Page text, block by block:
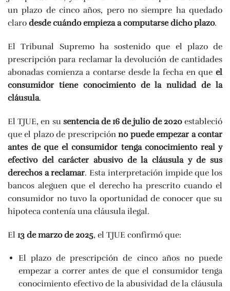
un plazo de cinco años, pero no siempre ha quedado
claro desde cuándo empieza a computarse dicho plazo.
El Tribunal Supremo ha sostenido que el plazo de
prescripción para reclamar la devolución de cantidades
abonadas comienza a contarse desde la fecha en que el
consumidor tiene conocimiento de la nulidad de la
cláusula.
El TJUE, en su sentencia de 16 de julio de 2020estableció
que el plazo de prescripciónno puede empezar a contar
antes de que el consumidor tenga conocimiento real y
efectivo del carácter abusivo de la cláusula y de sus
derechos a reclamar. Esta interpretación impide que los
bancos aleguen que el derecho ha prescrito cuando el
consumidor no tuvo la oportunidad de conocer que su
hipoteca contenía una cláusula ilegal.
El 13 de marzo de 2025, el TJUE confirmó que:
El plazo de prescripción de cinco años no puede
empezar a correr antes de que el consumidor tenga
conocimiento efectivo de la abusividad de la cláusula